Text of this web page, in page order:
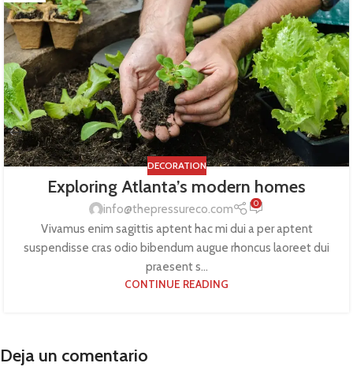
DECORATION
Exploring Atlanta’s modern homes
info@thepressureco.com 0
Vivamus enim sagittis aptent hac mi dui a per aptent
suspendisse cras odio bibendum augue rhoncus laoreet dui
praesent s...
CONTINUE READING
Deja un comentario